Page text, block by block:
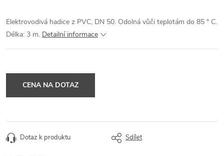
Elektrovodivá hadice z PVC, DN 50. Odolná vůči teplotám do 85 ° C.
Délka: 3 m. Detailní informace
CENA NA DOTAZ
Dotaz k produktu Sdílet